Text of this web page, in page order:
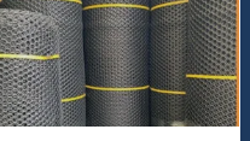
Lưới Nhựa Đen Giá sỉ
home Đời Sống & Gia Dụng